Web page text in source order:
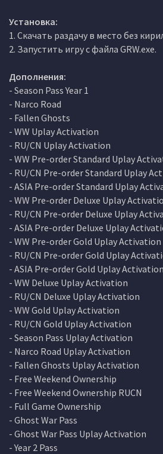
Установка:
1. Скачать раздачу в место без
2. Запустить игру с файла GRW.exe.
Дополнения:
- Season Pass Year 1
- Narco Road
- Fallen Ghosts
- WW Uplay Activation
- RU/CN Uplay Activation
- WW Pre-order Standard Uplay
- RU/CN Pre-order Standard Uplay
- ASIA Pre-order Standard Uplay
- WW Pre-order Deluxe Uplay
- RU/CN Pre-order Deluxe Uplay
- ASIA Pre-order Deluxe Uplay
- WW Pre-order Gold Uplay Activation
- RU/CN Pre-order Gold Uplay
- ASIA Pre-order Gold Uplay Activation
- WW Deluxe Uplay Activation
- RU/CN Deluxe Uplay Activation
- WW Gold Uplay Activation
- RU/CN Gold Uplay Activation
- Season Pass Uplay Activation
- Narco Road Uplay Activation
- Fallen Ghosts Uplay Activation
- Free Weekend Ownership
- Free Weekend Ownership RUCN
- Full Game Ownership
- Ghost War Pass
- Ghost War Pass Uplay Activation
- Year 2 Pass